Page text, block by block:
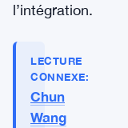
l’intégration.
LECTURE
CONNEXE:
Chun
Wang